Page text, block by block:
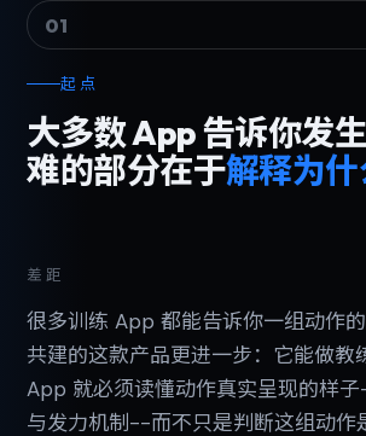
01
起点
大多数 App 告诉你发生
难的部分在于解释为
差距
很多训练 App 都能告诉你一组动作
共建的这款产品更进一步：它能做教
App 就必须读懂动作真实呈现的样
与发力机制--而不只是判断这组动作